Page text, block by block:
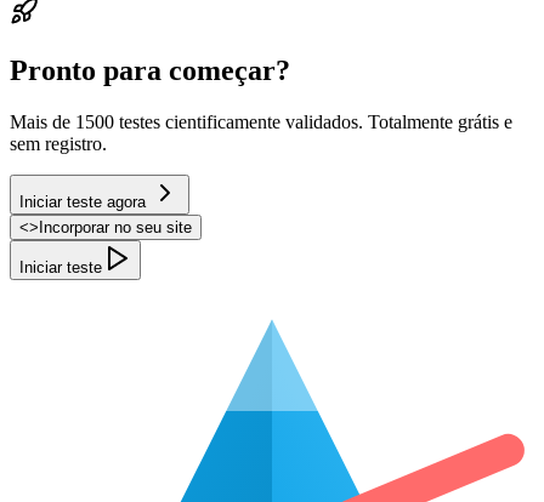
Pronto para começar?
Mais de 1500 testes cientificamente validados. Totalmente grátis e
sem registro.
Iniciar teste agora
<> Incorporar no seu site
Iniciar teste